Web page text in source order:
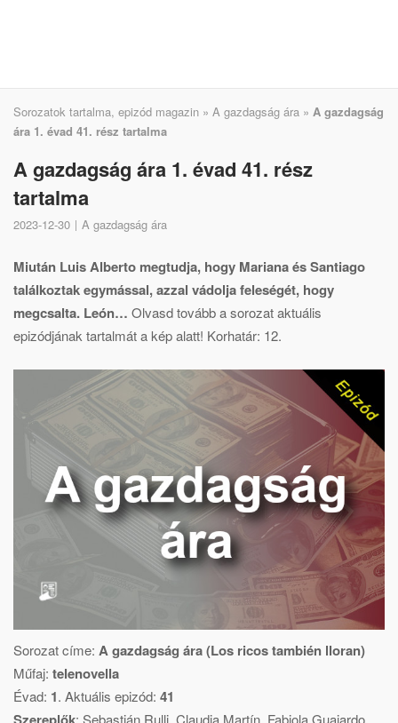
Sorozatok tartalma, epizód magazin » A gazdagság ára » A gazdagság
ára 1. évad 41. rész tartalma
A gazdagság ára 1. évad 41. rész
tartalma
2023-12-30 A gazdagság ára
Miután Luis Alberto megtudja, hogy Mariana és Santiago
találkoztak egymással, azzal vádolja feleségét, hogy
megcsalta. León… Olvasd tovább a sorozat aktuális
epizódjának tartalmát a kép alatt! Korhatár: 12.
Sorozat címe: A gazdagság ára (Los ricos también lloran)
Műfaj: telenovella
Évad: 1. Aktuális epizód: 41
Szereplők: Sebastián Rulli, Claudia Martín, Fabiola Guajardo,